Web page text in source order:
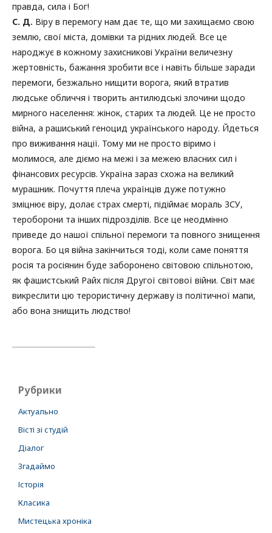
правда, сила і Бог!
С. Д. Віру в перемогу нам дає те, що ми захищаємо свою
землю, свої міста, домівки та рідних людей. Все це
народжує в кожному захисникові України величезну
жертовність, бажання зробити все і навіть більше заради
перемоги, безжально нищити ворога, який втратив
людське обличчя і творить антилюдські злочини щодо
мирного населення: жінок, старих та людей. Це не просто
війна, а рашиський геноцид українського народу. Йдеться
про виживання нації. Тому ми не просто віримо і
молимося, але діємо на межі і за межею власних сил і
фінансових ресурсів. Україна зараз схожа на великий
мурашник. Почуття плеча українців дуже потужно
зміцнює віру, долає страх смерті, підіймає мораль ЗСУ,
тероборони та інших підрозділів. Все це неодмінно
приведе до нашої спільної перемоги та повного знищення
ворога. Бо ця війна закінчиться тоді, коли саме поняття
росія та росіянин буде заборонено світовою спільнотою,
як фашистський Райх після Другої світової війни. Світ має
викреслити цю терористичну державу із політичної мапи,
або вона знищить людство!
Рубрики
Актуально
Вісті зі студій
Діалог
Згадаймо
Історія
Класика
Мистецька хроніка